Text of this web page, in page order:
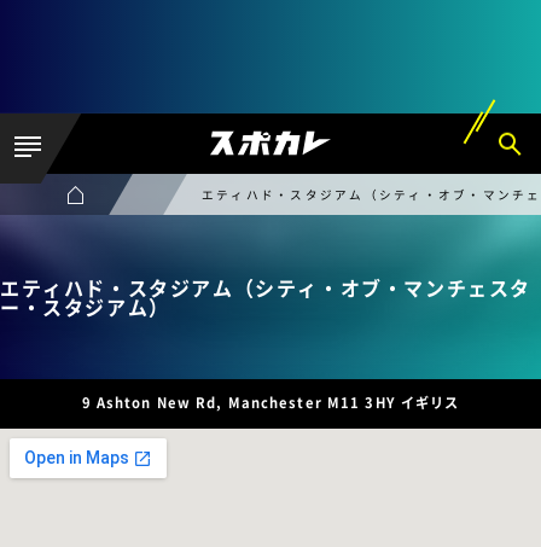
エティハド・スタジアム（シティ・オブ・マンチ
エティハド・スタジアム（シティ・オブ・マンチェスタ
ー・スタジアム）
9 Ashton New Rd, Manchester M11 3HY イギリス